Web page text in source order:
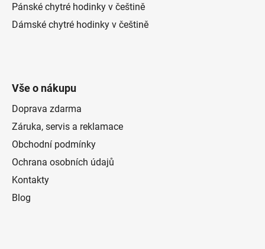
Pánské chytré hodinky v češtině
Dámské chytré hodinky v češtině
Vše o nákupu
Doprava zdarma
Záruka, servis a reklamace
Obchodní podmínky
Ochrana osobních údajů
Kontakty
Blog